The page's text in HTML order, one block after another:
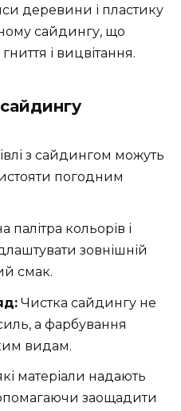
деревини і пластику
сайдингу, що
і вицвітання.
з сайдингом можуть
погодним
палітра кольорів і
зовнішній
смак.
Чистка сайдингу не
а фарбування
видам.
матеріали надають
заощадити